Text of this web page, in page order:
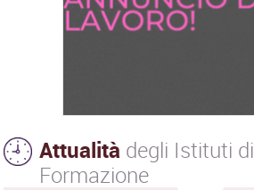
Attualità degli Istituti di
Formazione